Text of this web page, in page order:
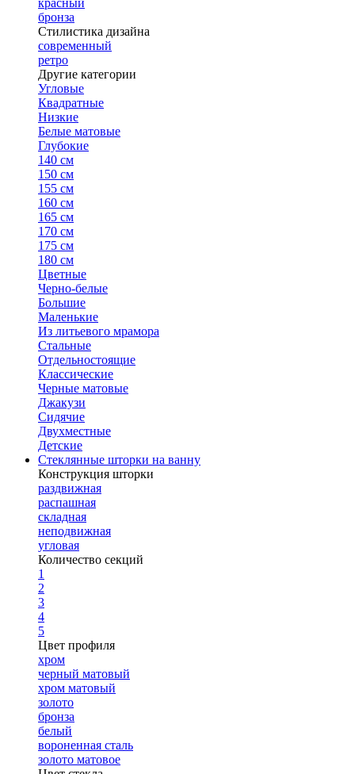
красный
бронза
Стилистика дизайна
современный
ретро
Другие категории
Угловые
Квадратные
Низкие
Белые матовые
Глубокие
140 см
150 см
155 см
160 см
165 см
170 см
175 см
180 см
Цветные
Черно-белые
Большие
Маленькие
Из литьевого мрамора
Стальные
Отдельностоящие
Классические
Черные матовые
Джакузи
Сидячие
Двухместные
Детские
Стеклянные шторки на ванну
Конструкция шторки
раздвижная
распашная
складная
неподвижная
угловая
Количество секций
1
2
3
4
5
Цвет профиля
хром
черный матовый
хром матовый
золото
бронза
белый
вороненная сталь
золото матовое